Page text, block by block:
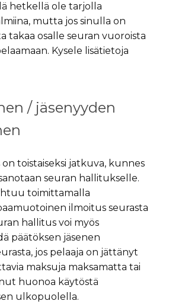
hetkellä ole tarjolla
mutta jos sinulla on
takaa osalle seuran vuoroista
Kysele lisätietoja
/ jäsenyyden
on toistaiseksi jatkuva, kunnes
seuran hallitukselle.
toimittamalla
ilmoitus seurasta
hallitus voi myös
päätöksen jäsenen
jos pelaaja on jättänyt
maksuja maksamatta tai
huonoa käytöstä
ulkopuolella.